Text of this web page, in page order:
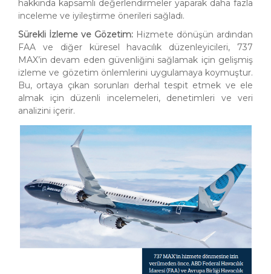
hakkında kapsamlı değerlendirmeler yaparak daha fazla
inceleme ve iyileştirme önerileri sağladı.
Sürekli İzleme ve Gözetim: Hizmete dönüşün ardından
FAA ve diğer küresel havacılık düzenleyicileri, 737
MAX’in devam eden güvenliğini sağlamak için gelişmiş
izleme ve gözetim önlemlerini uygulamaya koymuştur.
Bu, ortaya çıkan sorunları derhal tespit etmek ve ele
almak için düzenli incelemeleri, denetimleri ve veri
analizini içerir.